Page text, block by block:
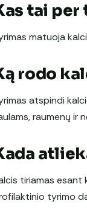
tai per
matuoja
rodo
atspindi
raumenų ir
tiriamas esant
tyrimo